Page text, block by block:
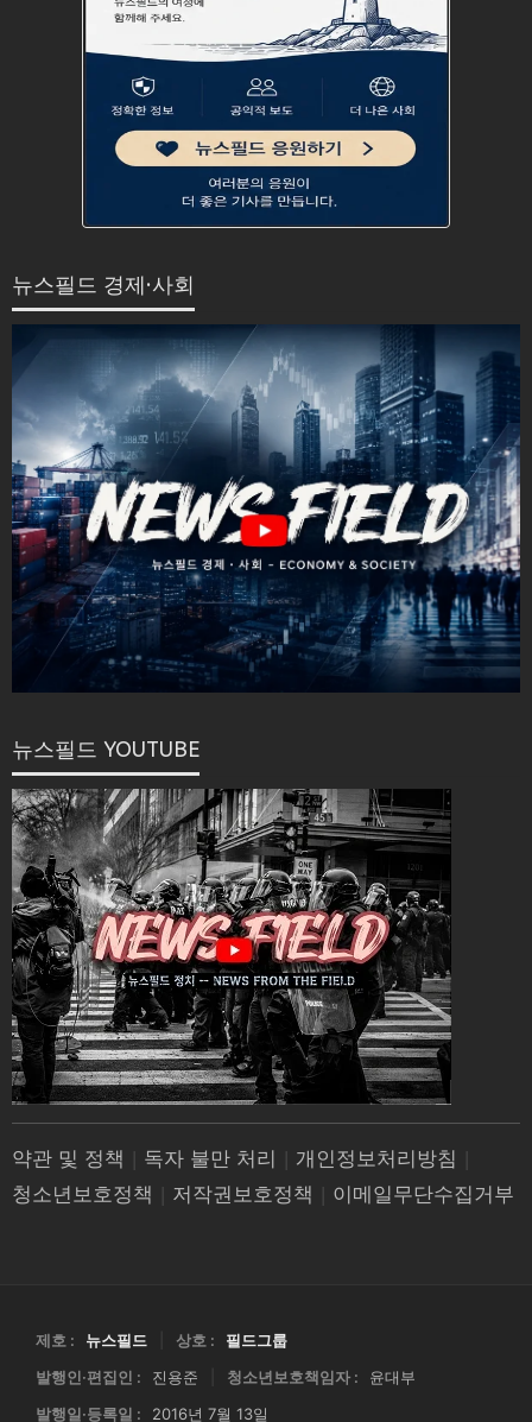
뉴스필드 경제·사회
뉴스필드 YOUTUBE
약관 및 정책 | 독자 불만 처리 | 개인정보처리방침 |
청소년보호정책 | 저작권보호정책 | 이메일무단수집거부
제호 : 뉴스필드 상호 :
필드그룹
발행인·편집인 :
진용준 청소년보호책임자 :
윤대부
발행일·등록일 :
2016년 7월 13일